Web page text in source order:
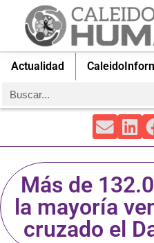
Actualidad
Más de
la mayoría
cruzado el